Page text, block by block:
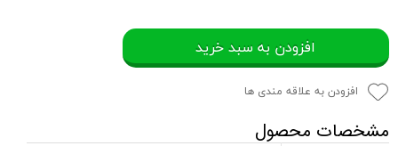
افزودن به سبد خرید
افزودن به علاقه مندی ها
مشخصات محصول